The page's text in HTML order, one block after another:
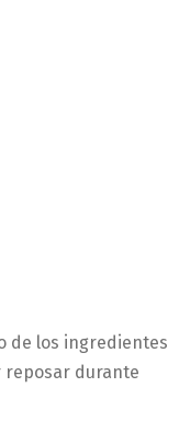
de los ingredientes
reposar durante